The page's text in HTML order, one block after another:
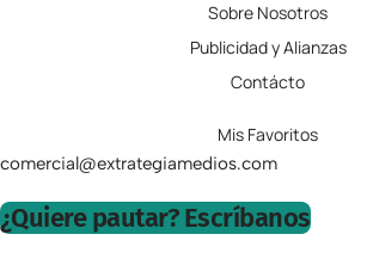
Sobre Nosotros
Publicidad y Alianzas
Contácto
Mis Favoritos
comercial@extrategiamedios.com
¿Quiere pautar? Escríbanos